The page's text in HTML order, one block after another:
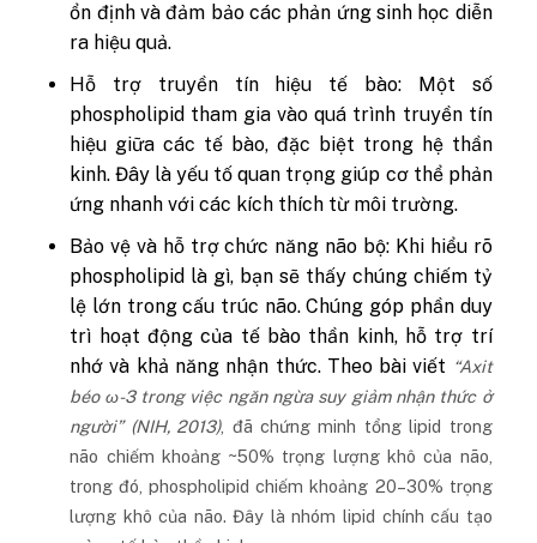
ổn định và đảm bảo các phản ứng sinh học diễn
ra hiệu quả.
Hỗ trợ truyền tín hiệu tế bào: Một số
phospholipid tham gia vào quá trình truyền tín
hiệu giữa các tế bào, đặc biệt trong hệ thần
kinh. Đây là yếu tố quan trọng giúp cơ thể phản
ứng nhanh với các kích thích từ môi trường.
Bảo vệ và hỗ trợ chức năng não bộ: Khi hiểu rõ
phospholipid là gì, bạn sẽ thấy chúng chiếm tỷ
lệ lớn trong cấu trúc não. Chúng góp phần duy
trì hoạt động của tế bào thần kinh, hỗ trợ trí
nhớ và khả năng nhận thức. Theo bài viết “Axit
béo ω-3 trong việc ngăn ngừa suy giảm nhận thức ở
người” (NIH, 2013), đã chứng minh tổng lipid trong
não chiếm khoảng ~50% trọng lượng khô của não,
trong đó, phospholipid chiếm khoảng 20–30% trọng
lượng khô của não. Đây là nhóm lipid chính cấu tạo